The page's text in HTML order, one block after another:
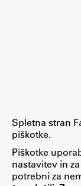
Spletna stran
piškotke.
Piškotke
nastavitev in
potrebni za